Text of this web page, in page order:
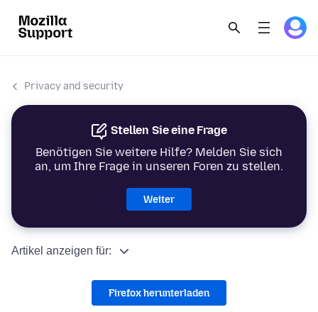
Privacy and security
Stellen Sie eine Frage
Benötigen Sie weitere Hilfe? Melden Sie sich
an, um Ihre Frage in unseren Foren zu stellen.
Weiter
Artikel anzeigen für:
Firefox herunterladen